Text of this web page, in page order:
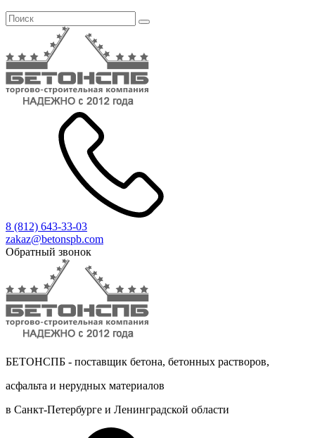
8 (812) 643-33-03
zakaz@betonspb.com
Обратный звонок
БЕТОНСПБ - поставщик бетона, бетонных растворов,
асфальта и нерудных материалов
в Санкт-Петербурге и Ленинградской области